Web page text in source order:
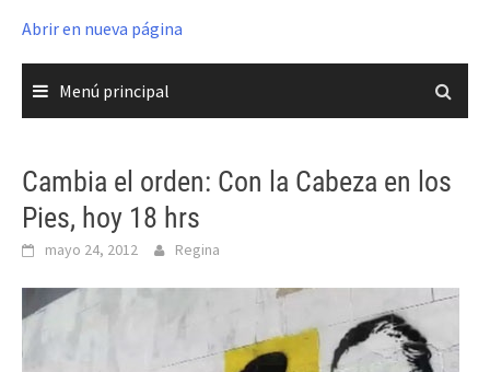
Abrir en nueva página
Menú principal
Cambia el orden: Con la Cabeza en los
Pies, hoy 18 hrs
mayo 24, 2012 Regina